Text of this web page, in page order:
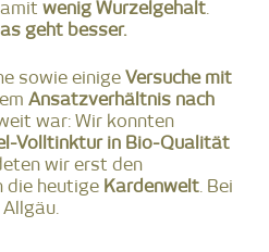
wenig Wurzelgehalt.
geht besser.
sowie einige Versuche mit
Ansatzverhältnis nach
war: Wir konnten
Volltinktur in Bio-Qualität
wir erst den
die heutige Kardenwelt. Bei